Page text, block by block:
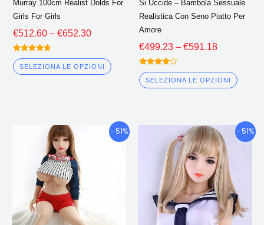
Murray 100cm Realist Dolds For
Girls For Girls
€512.60 – €652.30
Valutato
4.50
fuori da 5
SELEZIONA LE OPZIONI
pagina
prodotto
Si Uccide – Bambola Sessuale
Realistica Con Seno Piatto Per
Amore
€499.23 – €591.18
Valutato
4.00
fuori da 5
SELEZIONA LE OPZIONI
nella
- 51%
FasciaQuesto
- 51%
Fascia
di
prezzo:
€419.96
Attraverso
€541.80
Le